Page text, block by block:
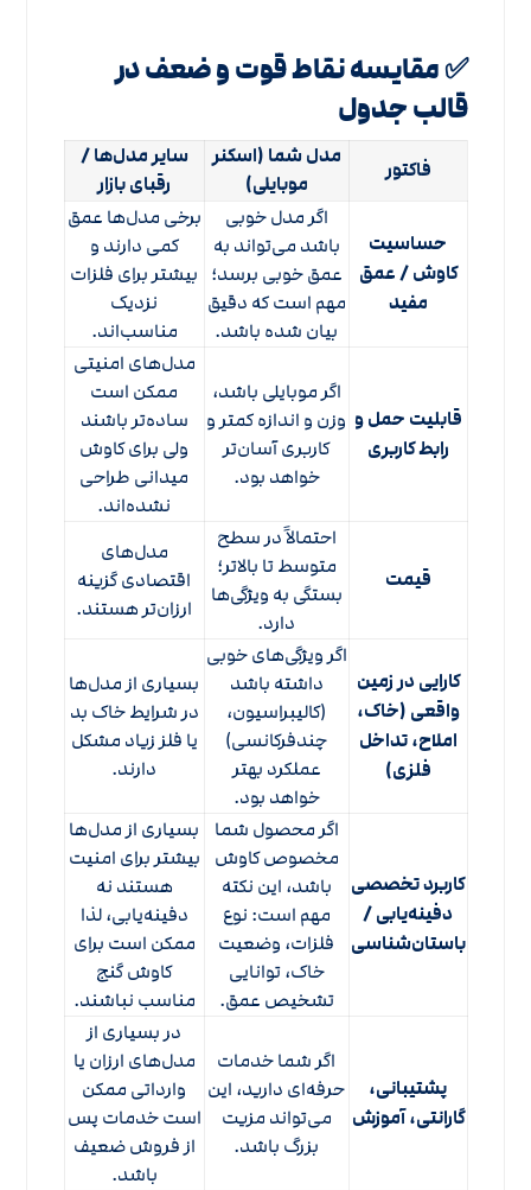
✅ مقایسه نقاط قوت و ضعف در
قالب جدول
فاکتور
مدل شما (اسکنر
موبایلی)
سایر مدل‌ها /
رقبای بازار
حساسیت
کاوش / عمق
مفید
اگر مدل خوبی
باشد می‌تواند به
عمق خوبی برسد؛
مهم است که دقیق
بیان شده باشد.
برخی مدل‌ها عمق
کمی دارند و
بیشتر برای فلزات
نزدیک
مناسب‌اند.
قابلیت حمل و
رابط کاربری
اگر موبایلی باشد،
وزن و اندازه کمتر و
کاربری آسان‌تر
خواهد بود.
مدل‌های امنیتی
ممکن است
ساده‌تر باشند
ولی برای کاوش
میدانی طراحی
نشده‌اند.
قیمت
احتمالاً در سطح
متوسط تا بالاتر؛
بستگی به ویژگی‌ها
دارد.
مدل‌های
اقتصادی گزینه
ارزان‌تر هستند.
کارایی در زمین
واقعی (خاک،
املاح، تداخل
فلزی)
اگر ویژگی‌های خوبی
داشته باشد
(کالیبراسیون،
چندفرکانسی)
عملکرد بهتر
خواهد بود.
بسیاری از مدل‌ها
در شرایط خاک بد
یا فلز زیاد مشکل
دارند.
کاربرد تخصصی
دفینه‌یابی /
باستان‌شناسی
اگر محصول شما
مخصوص کاوش
باشد، این نکته
مهم است: نوع
فلزات، وضعیت
خاک، توانایی
تشخیص عمق.
بسیاری از مدل‌ها
بیشتر برای امنیت
هستند نه
دفینه‌یابی، لذا
ممکن است برای
کاوش گنج
مناسب نباشند.
پشتیبانی،
گارانتی، آموزش
اگر شما خدمات
حرفه‌ای دارید، این
می‌تواند مزیت
بزرگ باشد.
در بسیاری از
مدل‌های ارزان یا
وارداتی ممکن
است خدمات پس
از فروش ضعیف
باشد.